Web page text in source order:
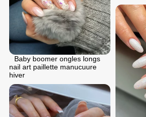
Baby boomer ongles longs
nail art paillette manucuure
hiver